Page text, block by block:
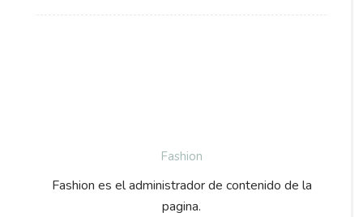
Fashion
Fashion es el administrador de contenido de la
pagina.